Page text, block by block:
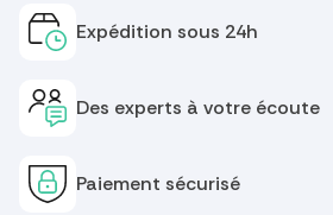
Expédition sous 24h
Des experts à votre écoute
Paiement sécurisé